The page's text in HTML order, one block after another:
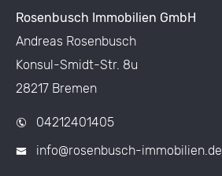
Rosenbusch Immobilien GmbH
Andreas Rosenbusch
Konsul-Smidt-Str. 8u
28217 Bremen
04212401405
info@rosenbusch-immobilien.de